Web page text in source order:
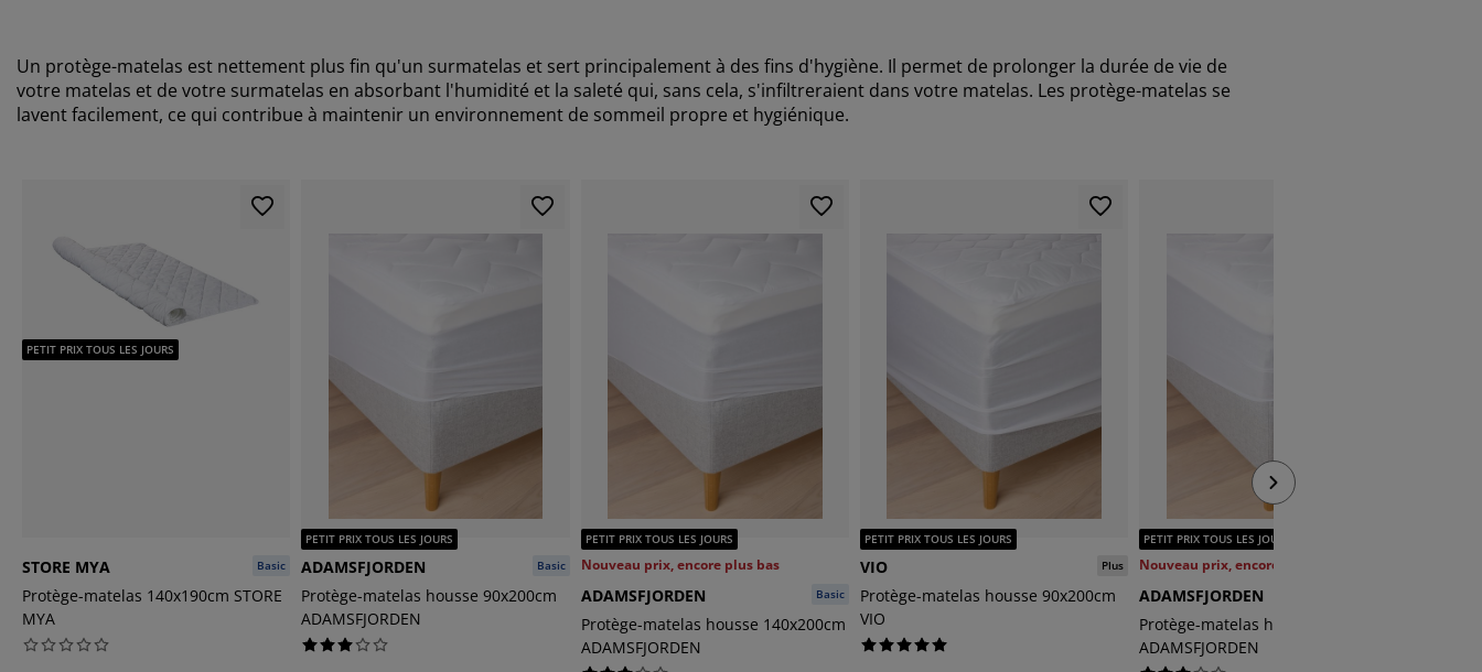
Un protège-matelas est nettement plus fin qu'un surmatelas et sert principalement à des fins d'hygiène. Il permet de prolonger la durée de vie de
votre matelas et de votre surmatelas en absorbant l'humidité et la saleté qui, sans cela, s'infiltreraient dans votre matelas. Les protège-matelas se
lavent facilement, ce qui contribue à maintenir un environnement de sommeil propre et hygiénique.
PETIT PRIX TOUS LES JOURS
Basic
STORE MYA
Protège-matelas 140x190cm STORE
MYA
PETIT PRIX TOUS LES JOURS
Basic
ADAMSFJORDEN
Protège-matelas housse 90x200cm
ADAMSFJORDEN
PETIT PRIX TOUS LES JOURS
Nouveau prix, encore plus bas
Basic
ADAMSFJORDEN
Protège-matelas housse 140x200cm
ADAMSFJORDEN
PETIT PRIX TOUS LES JOURS
Plus
VIO
Protège-matelas housse 90x200cm
VIO
PETIT PRIX TOUS LES JOURS
Nouveau prix, encore plus bas
ADAMSFJORDEN
Protège-matelas housse 160x200cm
ADAMSFJORDEN